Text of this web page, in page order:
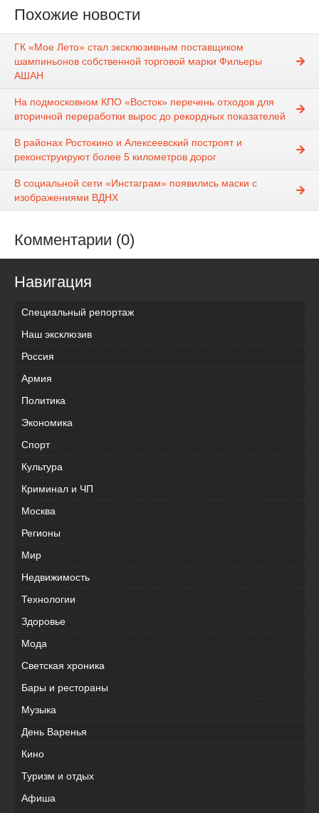
Похожие новости
ГК «Мое Лето» стал эксклюзивным поставщиком
шампиньонов собственной торговой марки Фильеры
АШАН
На подмосковном КПО «Восток» перечень отходов для
вторичной переработки вырос до рекордных показателей
В районах Ростокино и Алексеевский построят и
реконструируют более 5 километров дорог
В социальной сети «Инстаграм» появились маски с
изображениями ВДНХ
Комментарии (0)
Навигация
Специальный репортаж
Наш эксклюзив
Россия
Армия
Политика
Экономика
Спорт
Культура
Криминал и ЧП
Москва
Регионы
Мир
Недвижимость
Технологии
Здоровье
Мода
Светская хроника
Бары и рестораны
Музыка
День Варенья
Кино
Туризм и отдых
Афиша